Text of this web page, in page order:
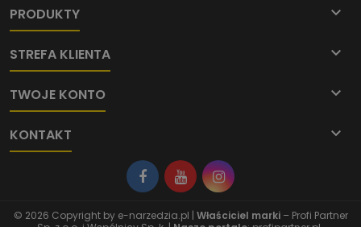
PRODUKTY 
STREFA KLIENTA 
TWOJE KONTO 
KONTAKT 
© 2026 Copyright by e-narzedzia.pl | Właściciel marki– Profi Partner